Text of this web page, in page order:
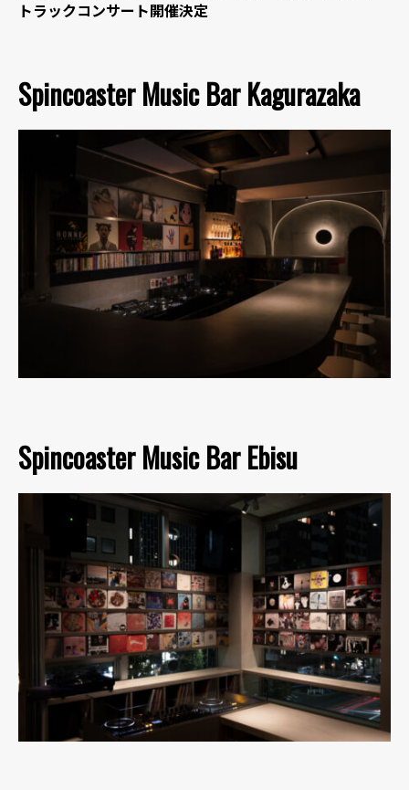
トラックコンサート開催決定
Spincoaster Music Bar Kagurazaka
Spincoaster Music Bar Ebisu